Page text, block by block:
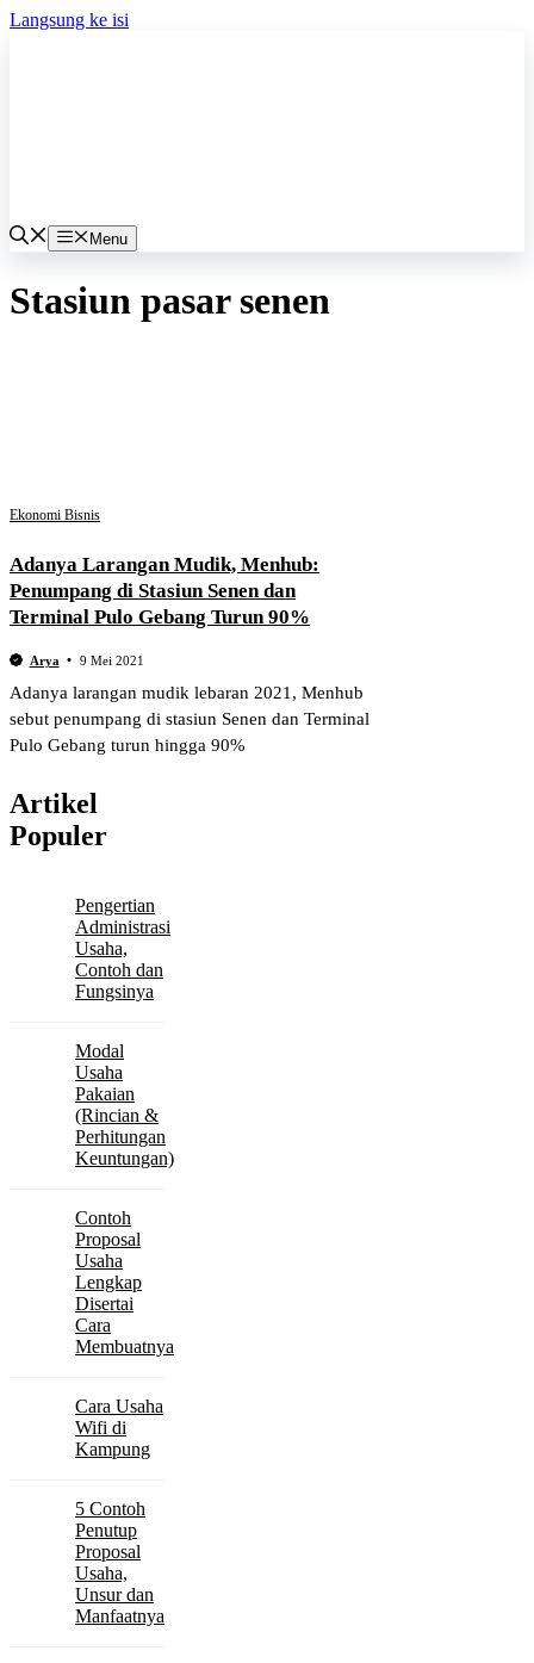
Langsung ke isi
Menu
Stasiun pasar senen
Ekonomi Bisnis
Adanya Larangan Mudik, Menhub:
Penumpang di Stasiun Senen dan
Terminal Pulo Gebang Turun 90%
Arya 9 Mei 2021
Adanya larangan mudik lebaran 2021, Menhub
sebut penumpang di stasiun Senen dan Terminal
Pulo Gebang turun hingga 90%
Artikel
Populer
Pengertian
Administrasi
Usaha,
Contoh dan
Fungsinya
Modal
Usaha
Pakaian
(Rincian &
Perhitungan
Keuntungan)
Contoh
Proposal
Usaha
Lengkap
Disertai
Cara
Membuatnya
Cara Usaha
Wifi di
Kampung
5 Contoh
Penutup
Proposal
Usaha,
Unsur dan
Manfaatnya